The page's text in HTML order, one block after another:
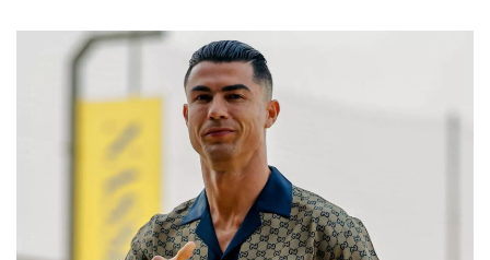
NTV
ACTUALIDAD Y TENDENCIAS
CORPORATIVO Y TRANSPARENCIA
CANAL DE DENUNCIAS